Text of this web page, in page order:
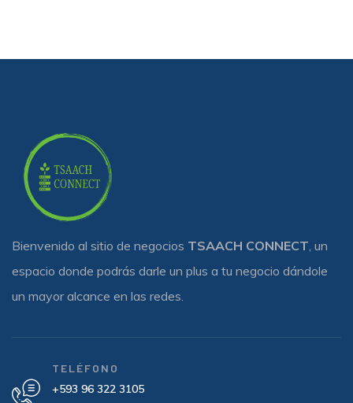
Bienvenido al sitio de negocios TSAACH CONNECT, un
espacio donde podrás darle un plus a tu negocio dándole
un mayor alcance en las redes.
TELÉFONO
+593 96 322 3105